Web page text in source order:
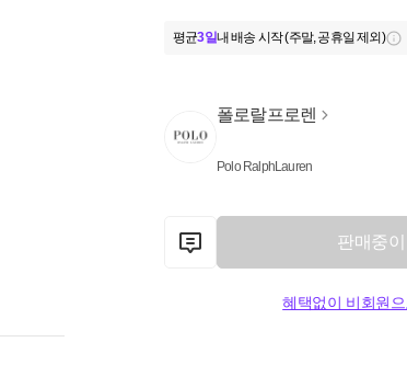
평균3일내 배송 시작 (주말, 공휴일 제외)
폴로랄프로렌
Polo RalphLauren
판매중
혜택없이 비회원